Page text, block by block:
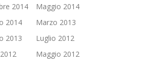
2014
Maggio 2014
2014
Marzo 2013
2013
Luglio 2012
Maggio 2012